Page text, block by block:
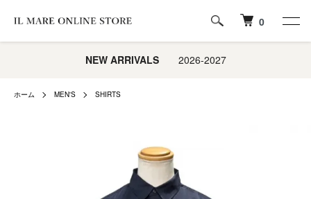
0
NEW ARRIVALS2026-2027
ホーム MEN'S SHIRTS